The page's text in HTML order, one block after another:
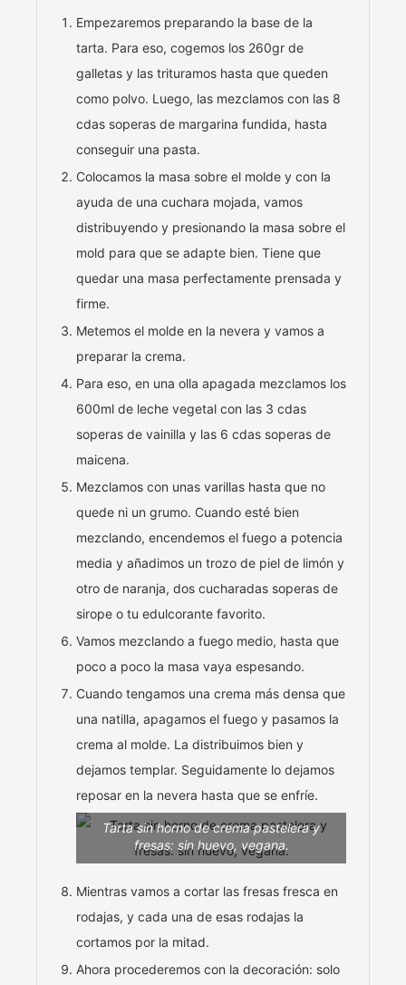
Empezaremos preparando la base de la
tarta. Para eso, cogemos los 260gr de
galletas y las trituramos hasta que queden
como polvo. Luego, las mezclamos con las 8
cdas soperas de margarina fundida, hasta
conseguir una pasta.
Colocamos la masa sobre el molde y con la
ayuda de una cuchara mojada, vamos
distribuyendo y presionando la masa sobre el
mold para que se adapte bien. Tiene que
quedar una masa perfectamente prensada y
firme.
Metemos el molde en la nevera y vamos a
preparar la crema.
Para eso, en una olla apagada mezclamos los
600ml de leche vegetal con las 3 cdas
soperas de vainilla y las 6 cdas soperas de
maicena.
Mezclamos con unas varillas hasta que no
quede ni un grumo. Cuando esté bien
mezclando, encendemos el fuego a potencia
media y añadimos un trozo de piel de limón y
otro de naranja, dos cucharadas soperas de
sirope o tu edulcorante favorito.
Vamos mezclando a fuego medio, hasta que
poco a poco la masa vaya espesando.
Cuando tengamos una crema más densa que
una natilla, apagamos el fuego y pasamos la
crema al molde. La distribuimos bien y
dejamos templar. Seguidamente lo dejamos
reposar en la nevera hasta que se enfríe.
Tarta sin horno de crema pastelera y
fresas: sin huevo, vegana.
Mientras vamos a cortar las fresas fresca en
rodajas, y cada una de esas rodajas la
cortamos por la mitad.
Ahora procederemos con la decoración: solo